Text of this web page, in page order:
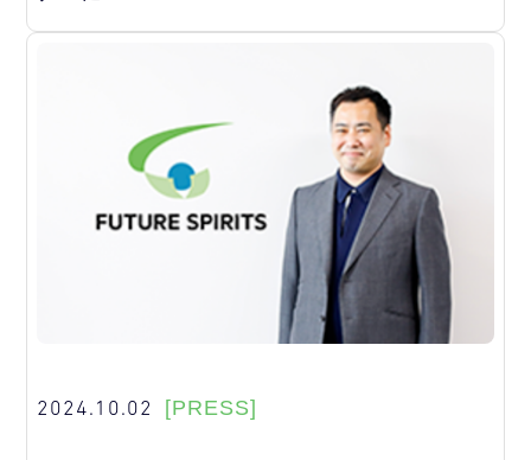
2024.10.02 [PRESS]